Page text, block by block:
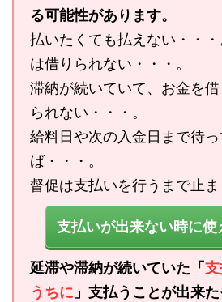
る可能性があります。
払いたくても払えない・・
は借りられない・・・。
滞納が続いていて、お金を
られない・・・。
給料日や次の入金日まで待
ば・・・。
督促は支払いを行うまで止ま
支払いが出来ない時に使
延滞や滞納が続いていた「
うちに 」支払うことが出来